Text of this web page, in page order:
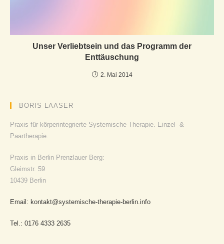
Unser Verliebtsein und das Programm der
Enttäuschung
2. Mai 2014
BORIS LAASER
Praxis für körperintegrierte Systemische Therapie. Einzel- &
Paartherapie.
Praxis in Berlin Prenzlauer Berg:
Gleimstr. 59
10439 Berlin
Email: kontakt@systemische-therapie-berlin.info
Tel.: 0176 4333 2635